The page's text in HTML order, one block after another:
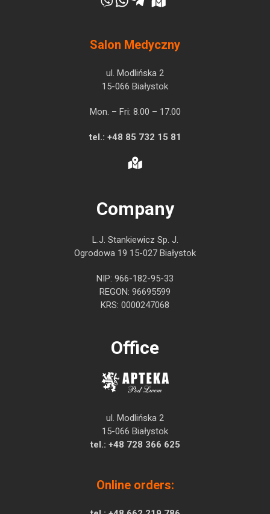
Salon Medyczny
ul. Modlińska 2
15-066 Białystok
Mon. – Fri: 8.00 – 17.00
tel.: +48 85 732 15 81
Company
L.J. Stankiewicz Sp. J.
Ogrodowa 19 15-027 Białystok
NIP: 966-182-95-33
REGON: 96695599
KRS: 0000247068
Office
ul. Modlińska 2
15-066 Białystok
tel.: +48 728 366 625
Online orders: